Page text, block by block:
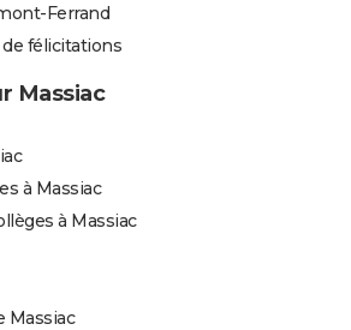
Ferrand
félicitations
Massiac
à Massiac
à Massiac
Massiac